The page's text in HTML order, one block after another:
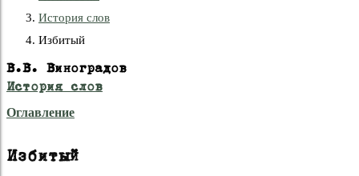
История слов
Избитый
В.В. Виноградов
История слов
Оглавление
Избитый